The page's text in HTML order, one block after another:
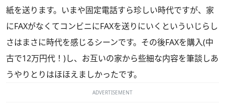
紙を送ります。いまや固定電話すら珍しい時代ですが、家
にFAXがなくてコンビニにFAXを送りにいくといういじらし
さはまさに時代を感じるシーンです。その後FAXを購入(中
古で12万円代！)し、お互いの家から些細な内容を筆談しあ
うやりとりはほほえましかったです。
ADVERTISEMENT